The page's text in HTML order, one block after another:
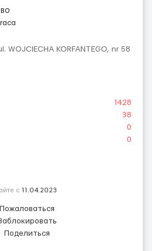
KORFANTEGO, nr 58
1428
38
0
0
с 11.04.2023
Пожаловаться
Поделиться